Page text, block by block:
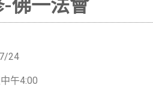
佛一法會
24
午4:00